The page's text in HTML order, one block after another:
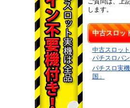
します。
中古スロッ
中古スロッ
パチスロバ
パチスロ実
国」